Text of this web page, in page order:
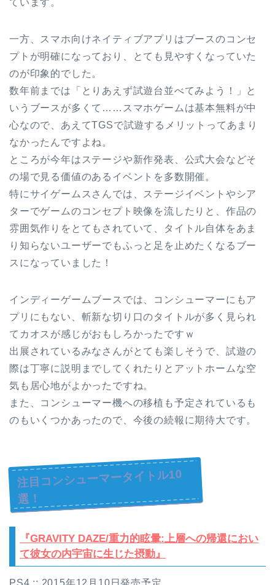
一方、スマホ向けネイティブアプリはブースのコンセ
プトが明確になっており、とても見やすくなっていた
のが印象的でした。
数年前までは「とりあえず試遊台並べてみよう！」と
いうブースが多くて……スマホゲームは基本無料が中
心なので、あえてTGSで試遊するメリットってあまり
なかったんですよね。
ところが今年はステージや新作発表、公式大会などそ
の場で見る価値のあるイベントを多数開催。
特にサイゲームスさんでは、ステージイベントやシア
ターでゲームのコンセプト映像を流したりと、作品の
雰囲気作りをとてもされていて、タイトル自体をあま
り知らないユーザーでもふっと足を止めたくなるブー
スになっていました！
インディーゲームブースでは、コンシューマーにもア
プリにもない、斬新な切り口のタイトルが多く見られ
てカオスが感じがおもしろかったですｗ
出展されているみなさんがとても楽しそうで、試遊の
際は丁寧に説明までしてくれたりとアットホームな空
気も居心地がよかったですね。
また、コンシューマー機への移植も予定されているも
のもいくつかあったので、今後の続報に期待大です。
注目コンシューマータイトル10
選！
『GRAVITY DAZE/重力的眩暈:上層への帰還におい
て彼女の内宇宙に生じた摂動』
PS4 :: 2015年12月10日発売予定